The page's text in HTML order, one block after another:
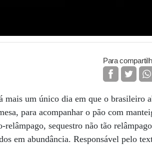
Para
um único dia em que o brasileiro
para acompanhar o pão com
sequestro não tão
em abundância. Responsável pelo